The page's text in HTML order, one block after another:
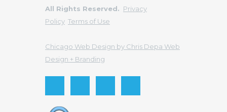
All Rights Reserved. Privacy
Policy Terms of Use
Chicago Web Design by Chris Depa Web
Design + Branding